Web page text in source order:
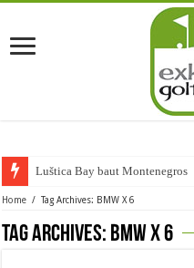
Luštica Bay baut Montenegros er
Home / Tag Archives: BMW X 6
Tag Archives: BMW X 6